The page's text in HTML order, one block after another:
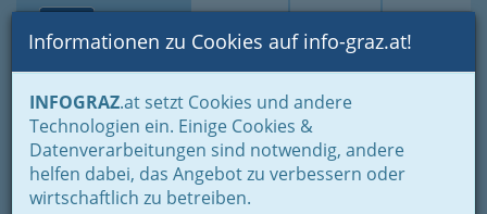
Suche Login Toggle
Informationen zu Cookies auf info-graz.at!
INFOGRAZ.at setzt Cookies und andere
Technologien ein. Einige Cookies &
Datenverarbeitungen sind notwendig, andere
helfen dabei, das Angebot zu verbessern oder
wirtschaftlich zu betreiben.
Home Lifestyle
Gleichklang für Körper, Geist und Seele
Adressen von Seminaranbietern
Dr. Xiaoqiu LI - Leben heißt
Bewegung